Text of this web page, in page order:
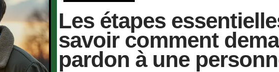
Les étapes
savoir comment
pardon à une